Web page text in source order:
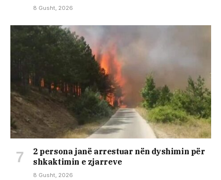
8 Gusht, 2026
2 persona janë arrestuar nën dyshimin për
shkaktimin e zjarreve
8 Gusht, 2026